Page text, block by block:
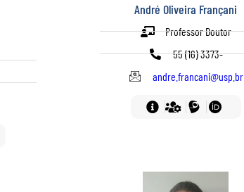
André Oliveira Françani
Professor Doutor
55 (16) 3373-
andre.francani@usp.br